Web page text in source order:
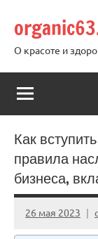
содержимому
О красоте и
Как
правила
бизнеса,
26 мая 2023